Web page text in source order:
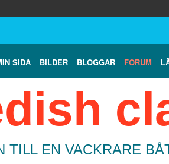
SIDA BILDER BLOGGAR FORUM
TILL EN VACKRARE